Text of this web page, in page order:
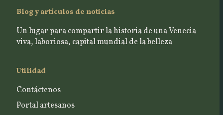
Blog y artículos de noticias
Un lugar para compartir la historia de una Venecia
viva, laboriosa, capital mundial de la belleza
Utilidad
Contáctenos
Portal artesanos